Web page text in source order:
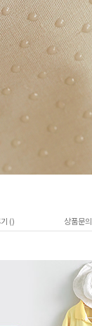
() 상품문의